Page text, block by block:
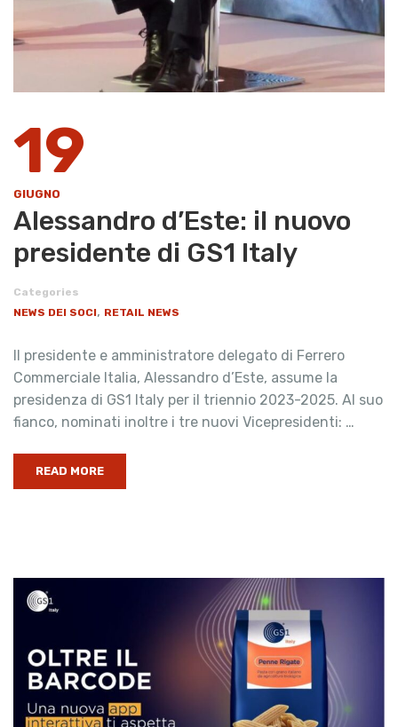
19
GIUGNO
Alessandro d’Este: il nuovo
presidente di GS1 Italy
Categories
NEWS DEI SOCI, RETAIL NEWS
Il presidente e amministratore delegato di Ferrero
Commerciale Italia, Alessandro d’Este, assume la
presidenza di GS1 Italy per il triennio 2023-2025. Al suo
fianco, nominati inoltre i tre nuovi Vicepresidenti: …
READ MORE